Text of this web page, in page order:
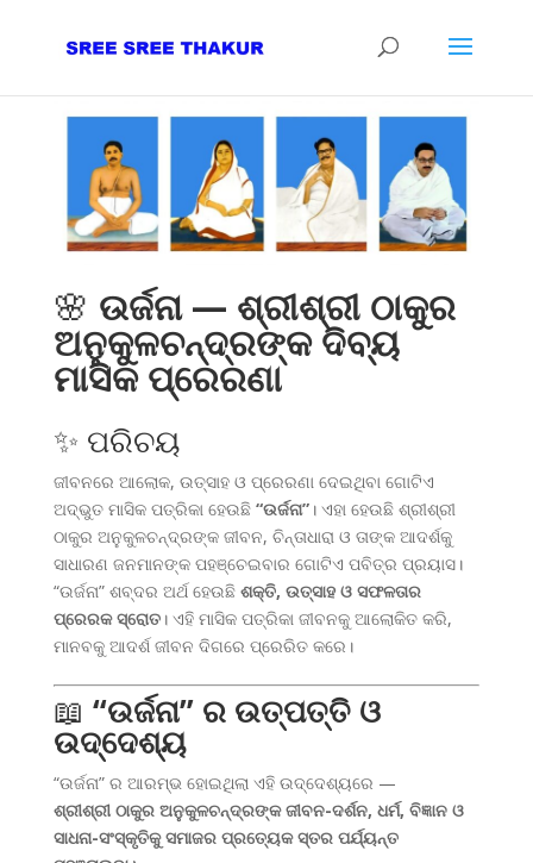
🌸 ଉର୍ଜନା — ଶ୍ରୀଶ୍ରୀ ଠାକୁର
ଅନୁକୁଳଚନ୍ଦ୍ରଙ୍କ ଦିବ୍ୟ
ମାସିକ ପ୍ରେରଣା
✨ ପରିଚୟ
ଜୀବନରେ ଆଲୋକ, ଉତ୍ସାହ ଓ ପ୍ରେରଣା ଦେଇଥିବା ଗୋଟିଏ
ଅଦ୍ଭୁତ ମାସିକ ପତ୍ରିକା ହେଉଛି “ଉର୍ଜନା”। ଏହା ହେଉଛି ଶ୍ରୀଶ୍ରୀ
ଠାକୁର ଅନୁକୁଳଚନ୍ଦ୍ରଙ୍କ ଜୀବନ, ଚିନ୍ତାଧାରା ଓ ତାଙ୍କ ଆଦର୍ଶକୁ
ସାଧାରଣ ଜନମାନଙ୍କ ପହଞ୍ଚେଇବାର ଗୋଟିଏ ପବିତ୍ର ପ୍ରୟାସ।
“ଉର୍ଜନା” ଶବ୍ଦର ଅର୍ଥ ହେଉଛି ଶକ୍ତି, ଉତ୍ସାହ ଓ ସଫଳତାର
ପ୍ରେରକ ସ୍ରୋତ। ଏହି ମାସିକ ପତ୍ରିକା ଜୀବନକୁ ଆଲୋକିତ କରି,
ମାନବକୁ ଆଦର୍ଶ ଜୀବନ ଦିଗରେ ପ୍ରେରିତ କରେ।
📖 “ଉର୍ଜନା” ର ଉତ୍ପତ୍ତି ଓ
ଉଦ୍ଦେଶ୍ୟ
“ଉର୍ଜନା” ର ଆରମ୍ଭ ହୋଇଥିଲା ଏହି ଉଦ୍ଦେଶ୍ୟରେ —
ଶ୍ରୀଶ୍ରୀ ଠାକୁର ଅନୁକୁଳଚନ୍ଦ୍ରଙ୍କ ଜୀବନ-ଦର୍ଶନ, ଧର୍ମ, ବିଜ୍ଞାନ ଓ
ସାଧନା-ସଂସ୍କୃତିକୁ ସମାଜର ପ୍ରତ୍ୟେକ ସ୍ତର ପର୍ଯ୍ୟନ୍ତ